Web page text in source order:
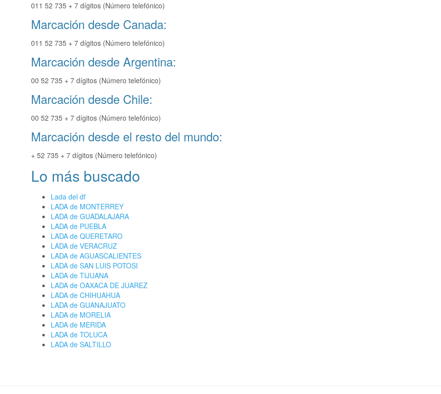
011 52 735 + 7 dígitos (Número telefónico)
Marcación desde Canada:
011 52 735 + 7 dígitos (Número telefónico)
Marcación desde Argentina:
00 52 735 + 7 dígitos (Número telefónico)
Marcación desde Chile:
00 52 735 + 7 dígitos (Número telefónico)
Marcación desde el resto del mundo:
+ 52 735 + 7 dígitos (Número telefónico)
Lo más buscado
Lada del df
LADA de MONTERREY
LADA de GUADALAJARA
LADA de PUEBLA
LADA de QUERETARO
LADA de VERACRUZ
LADA de AGUASCALIENTES
LADA de SAN LUIS POTOSI
LADA de TIJUANA
LADA de OAXACA DE JUAREZ
LADA de CHIHUAHUA
LADA de GUANAJUATO
LADA de MORELIA
LADA de MERIDA
LADA de TOLUCA
LADA de SALTILLO